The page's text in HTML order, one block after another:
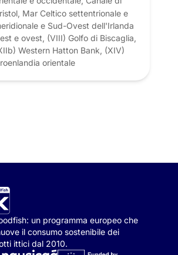
Mar Celtico settentrionale e
e Sud-Ovest dell'Irlanda
e ovest, (VIII) Golfo di Biscaglia,
Western Hatton Bank, (XIV)
orientale
un programma europeo che
il consumo sostenibile dei
ittici dal 2010.